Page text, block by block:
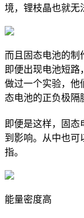
境，锂枝晶也就无
而且固态电池的制
即便出现电池短
做过一个实验，他
态电池的正负极隔
即便是这样，固
到影响。从中也可
指。
能量密度高